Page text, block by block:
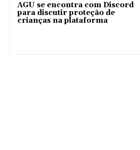
AGU se encontra com Discord
para discutir proteção de
crianças na plataforma